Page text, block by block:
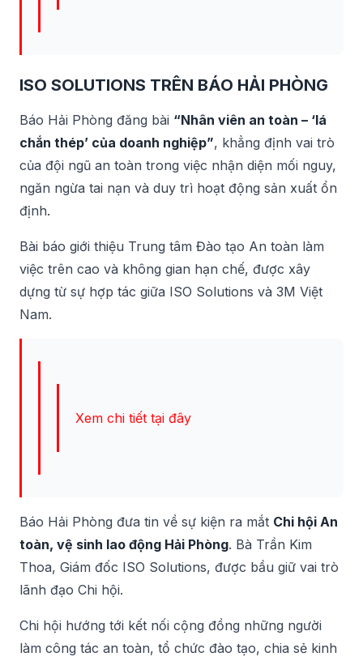
ISO SOLUTIONS TRÊN BÁO HẢI PHÒNG
Báo Hải Phòng đăng bài “Nhân viên an toàn – ‘lá
chắn thép’ của doanh nghiệp”, khẳng định vai trò
của đội ngũ an toàn trong việc nhận diện mối nguy,
ngăn ngừa tai nạn và duy trì hoạt động sản xuất ổn
định.
Bài báo giới thiệu Trung tâm Đào tạo An toàn làm
việc trên cao và không gian hạn chế, được xây
dựng từ sự hợp tác giữa ISO Solutions và 3M Việt
Nam.
Xem chi tiết tại đây
Báo Hải Phòng đưa tin về sự kiện ra mắt Chi hội An
toàn, vệ sinh lao động Hải Phòng. Bà Trần Kim
Thoa, Giám đốc ISO Solutions, được bầu giữ vai trò
lãnh đạo Chi hội.
Chi hội hướng tới kết nối cộng đồng những người
làm công tác an toàn, tổ chức đào tạo, chia sẻ kinh